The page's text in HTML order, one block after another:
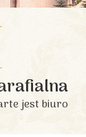
jest biuro